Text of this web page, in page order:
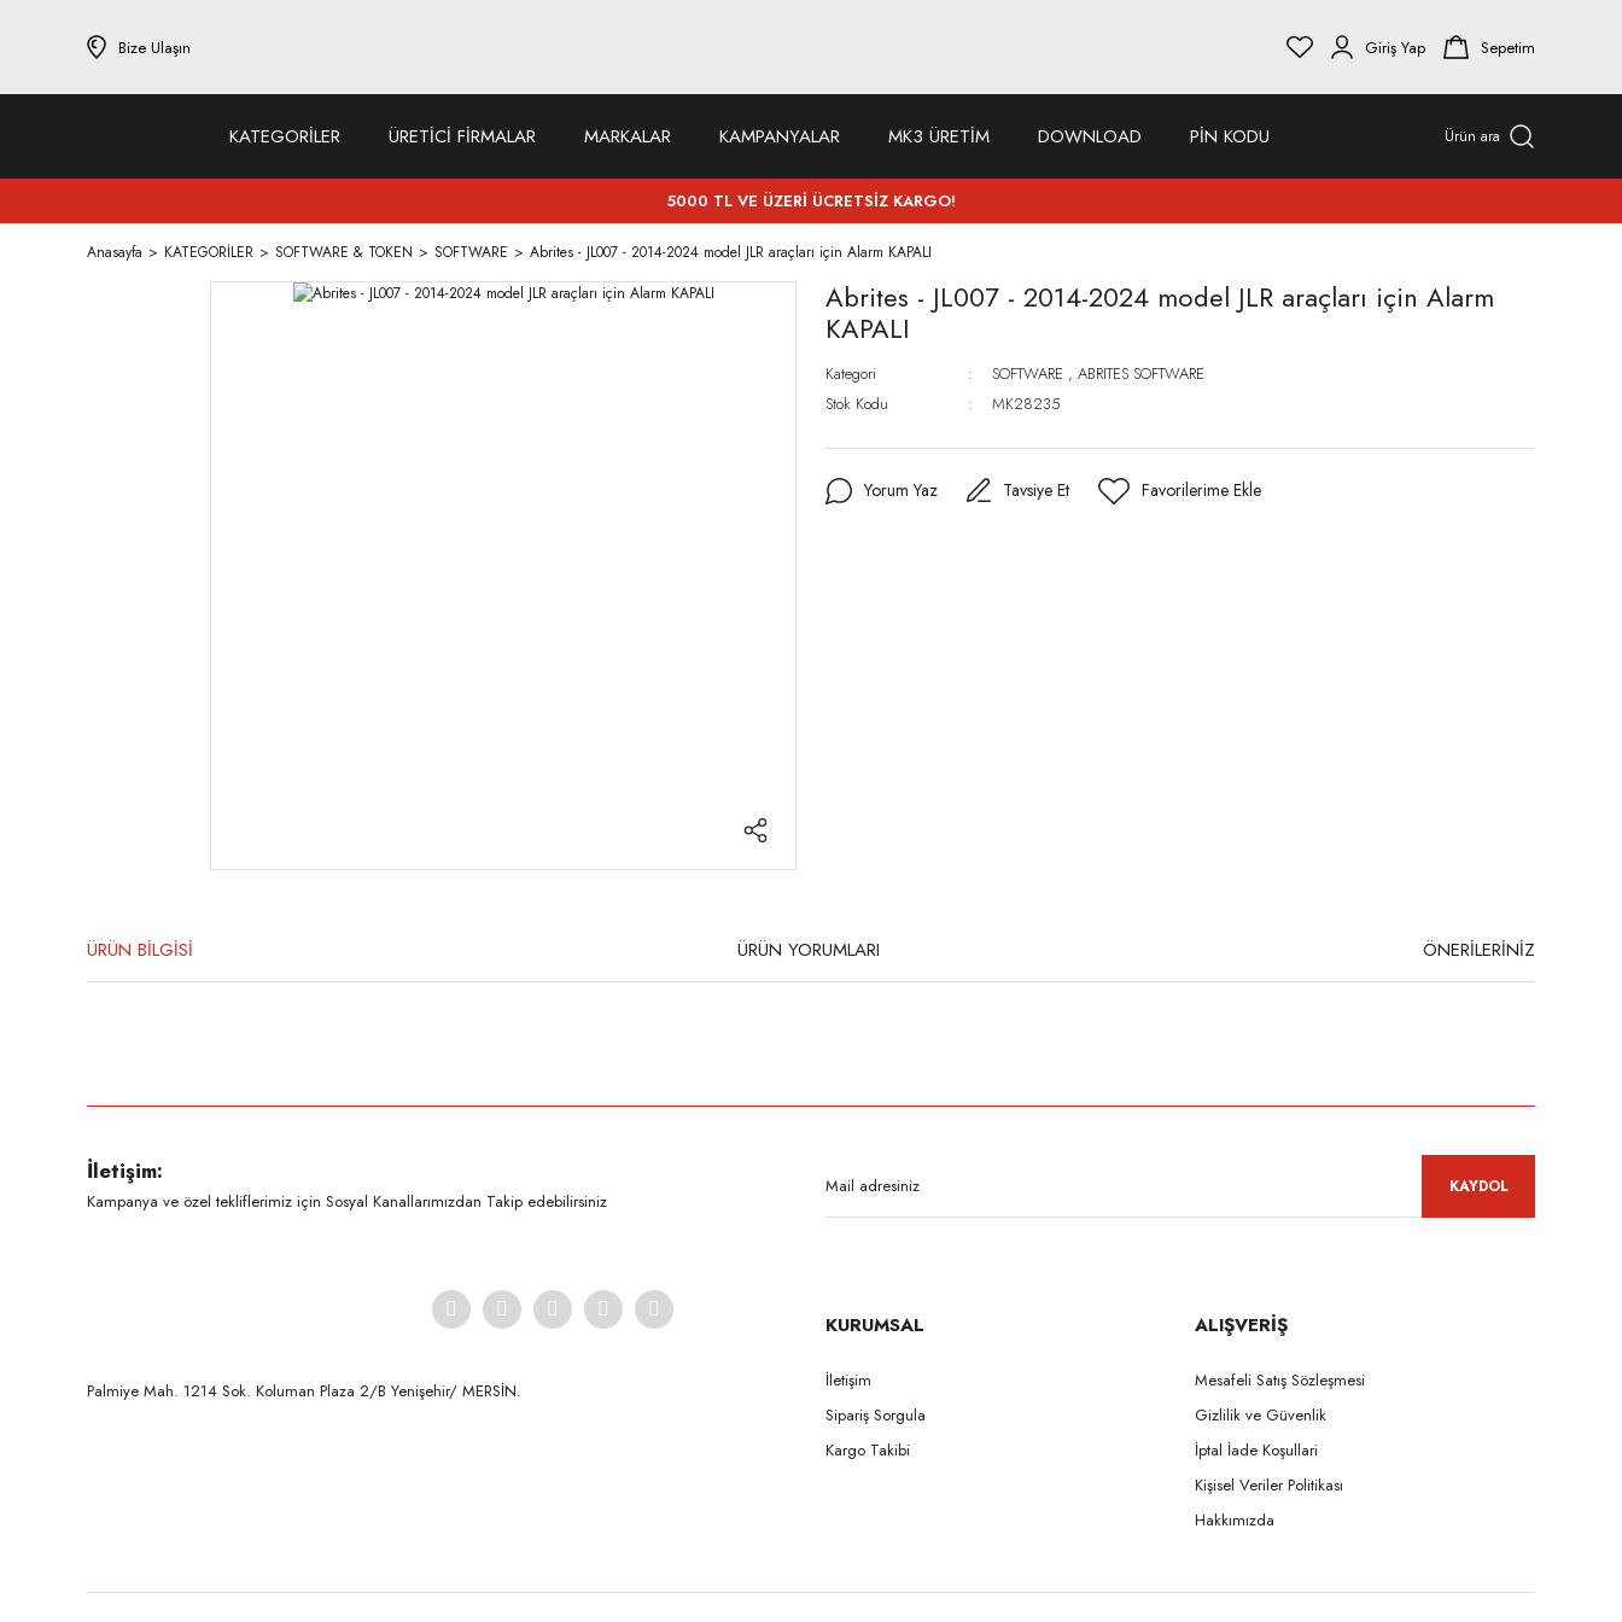
Bize Ulaşın Giriş Yap Sepetim
KATEGORİLER ÜRETİCİ FİRMALAR MARKALAR KAMPANYALAR MK3 ÜRETİM DOWNLOAD PİN KODU Ürün ara
5000 TL VE ÜZERİ ÜCRETSİZ KARGO!
Anasayfa KATEGORİLER SOFTWARE & TOKEN SOFTWARE Abrites - JL007 - 2014-2024 model JLR araçları için Alarm KAPALI
Abrites - JL007 - 2014-2024 model JLR araçları için Alarm
KAPALI
Kategori SOFTWARE , ABRITES SOFTWARE
Stok Kodu
MK28235
Yorum Yaz Tavsiye Et
ÜRÜN BİLGİSİ ÜRÜN YORUMLARI ÖNERİLERİNİZ
Ürün açıklamasında eksik bilgiler bulunuyor.
Ürün bilgilerinde hatalar bulunuyor.
İletişim:
Kampanya ve özel tekliflerimiz için Sosyal Kanallarımızdan Takip edebilirsiniz
KAYDOL
Palmiye Mah. 1214 Sok. Koluman Plaza 2/B Yenişehir/ MERSİN.ㅤㅤㅤㅤㅤㅤㅤㅤㅤㅤㅤㅤㅤㅤㅤㅤㅤㅤㅤㅤㅤㅤㅤㅤㅤㅤㅤㅤㅤㅤㅤㅤㅤㅤㅤ ㅤㅤㅤㅤㅤㅤㅤㅤㅤㅤ
KURUMSAL
İletişim
Sipariş Sorgula
Kargo Takibi
ALIŞVERİŞ
Mesafeli Satış Sözleşmesi
Gizlilik ve Güvenlik
İptal İade Koşullari
Kişisel Veriler Politikası
Hakkımızda